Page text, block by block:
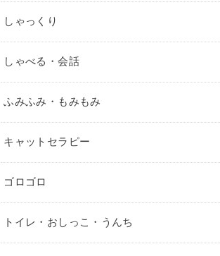
しゃっくり
しゃべる・会話
ふみふみ・もみもみ
キャットセラピー
ゴロゴロ
トイレ・おしっこ・うんち